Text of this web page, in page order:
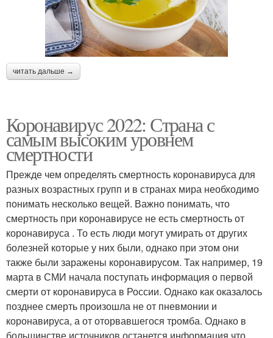
читать дальше →
Коронавирус 2022: Страна с
самым высоким уровнем
смертности
Прежде чем определять смертность коронавируса для
разных возрастных групп и в странах мира необходимо
понимать несколько вещей. Важно понимать, что
смертность при коронавирусе не есть смертность от
коронавируса . То есть люди могут умирать от других
болезней которые у них были, однако при этом они
также были заражены коронавирусом. Так например, 19
марта в СМИ начала поступать информация о первой
смерти от коронавируса в России. Однако как оказалось
позднее смерть произошла не от пневмонии и
коронавируса, а от оторвавшегося тромба. Однако в
большинстве источников останется информация что